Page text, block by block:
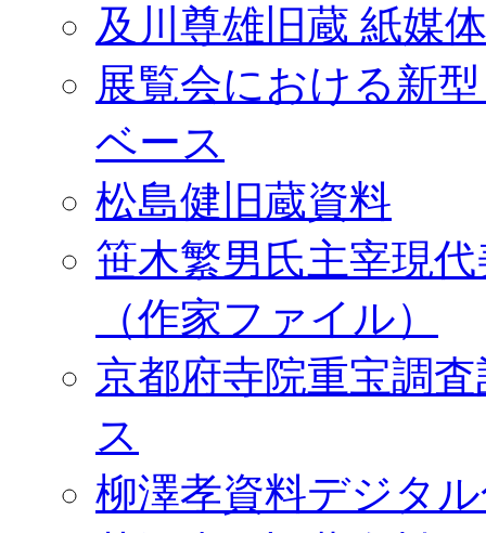
及川尊雄旧蔵 紙媒
展覧会における新
ベース
松島健旧蔵資料
笹木繁男氏主宰現
（作家ファイル）
京都府寺院重宝調
ス
柳澤孝資料デジタ